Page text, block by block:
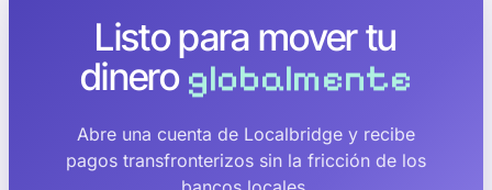
Listo para mover tu
dineroglobalmente
Abre una cuenta de Localbridge y recibe
pagos transfronterizos sin la fricción de los